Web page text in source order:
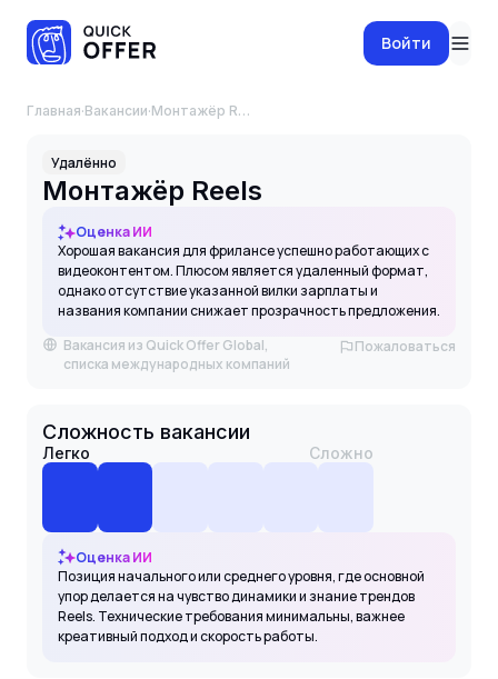
Войти
Главная·Вакансии· Монтажёр Reels
Удалённо
Монтажёр Reels
Оценка ИИ
Хорошая вакансия для фрилансе успешно работающих с
видеоконтентом. Плюсом является удаленный формат,
однако отсутствие указанной вилки зарплаты и
названия компании снижает прозрачность предложения.
Вакансия из Quick Offer Global,
списка международных компаний
Пожаловаться
Сложность вакансии
Легко Сложно
Оценка ИИ
Позиция начального или среднего уровня, где основной
упор делается на чувство динамики и знание трендов
Reels. Технические требования минимальны, важнее
креативный подход и скорость работы.